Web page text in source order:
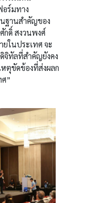
ร์มทาง
ฐานสำคัญของ
กดิ์ สงวนพงศ์
ยในประเทศ จะ
จิทัลที่สำคัญยังคง
หตุขัดข้องที่ส่งผลก
”